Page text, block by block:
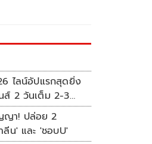
ไลน์อัปแรกสุดยิ่ง
ส์ 2 วันเต็ม 2-3
ญา! ปล่อย 2
ลีน' และ 'ชอบU'